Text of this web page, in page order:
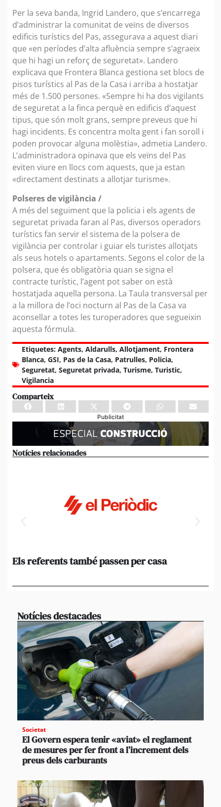
Per la seva banda, Ingrid Landero, que s’encarrega
d’administrar la comunitat de veïns de diversos
edificis turístics del Pas, assegurava a aquest diari
que «en períodes d’alta afluència sempre s’agraeix
que hi hagi un reforç de seguretat». Landero
explicava que Frontera Blanca gestiona set blocs de
pisos turístics al Pas de la Casa i arriba a hostatjar
més de 1.500 persones. «Sempre hi ha dos vigilants
de seguretat a la finca perquè en edificis d’aquest
tipus, que són molt grans, sempre preveus que hi
hagi incidents. Es concentra molta gent i fan soroll i
poden provocar alguna molèstia», admetia Landero.
L’administradora opinava que els veïns del Pas
eviten viure en llocs com aquests, que ja estan
«directament destinats a allotjar turisme».
Polseres de vigilància /
A més del seguiment que la policia i els agents de
seguretat privada faran al Pas, diversos operadors
turístics fan servir el sistema de la polsera de
vigilància per controlar i guiar els turistes allotjats
als seus hotels o apartaments. Segons el color de la
polsera, que és obligatòria quan se signa el
contracte turístic, l’agent pot saber on està
hostatjada aquella persona. La Taula transversal per
a la millora de l’oci nocturn al Pas de la Casa va
aconsellar a totes les turoperadores que segueixin
aquesta fórmula.
Etiquetes: Agents, Aldarulls, Allotjament, Frontera
Blanca, GSI, Pas de la Casa, Patrulles, Policia,
Seguretat, Seguretat privada, Turisme, Turistic,
Vigilancia
Comparteix
Publicitat
Notícies relacionades
Els referents també passen per casa
Notícies destacades
Societat
El Govern espera tenir «aviat» el reglament
de mesures per fer front a l’increment dels
preus dels carburants